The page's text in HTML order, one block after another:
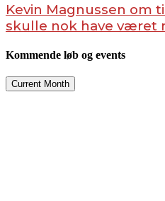
Kevin Magnussen om
skulle nok have været
Kommende løb og events
Current Month